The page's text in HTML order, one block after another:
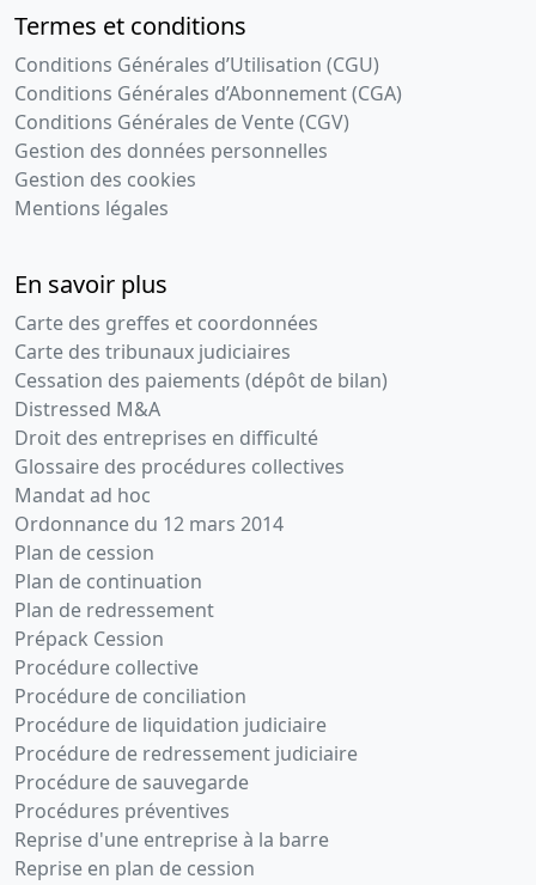
KRIKIRIAN ET M. JP
BURRASCHI , ENTRE M. J.
ARRAGON CARLE ET M. JP
BURRASCHI , Changement(s)
de gérant(s) ,
31-01-2011
Acte modificatif, Procès-
verbal d'assemblée
M.J. SAUTEYRON ET M. JP
BURRASCHU , ENTRE M. D.
KRIKIRIAN ET M. JP
BURRASCHI , ENTRE M. J.
ARRAGON CARLE ET M. JP
BURRASCHI , Changement(s)
de gérant(s) ,
31-01-2011
Acte modificatif, Procès-
générale extraordinaire,
Statuts mis à jour
M. JP BURRASCHI , ENTRE
M.J. SAUTEYRON ET M. JP
BURRASCHU , ENTRE M. D.
KRIKIRIAN ET M. JP
BURRASCHI , ENTRE M. J.
ARRAGON CARLE ET M. JP
BURRASCHI , Changement(s)
de gérant(s) ,
Termes et conditions
Conditions Générales d’Utilisation (CGU)
Conditions Générales d’Abonnement (CGA)
Conditions Générales de Vente (CGV)
Gestion des données personnelles
Gestion des cookies
Mentions légales
En savoir plus
Carte des greffes et coordonnées
Carte des tribunaux judiciaires
Cessation des paiements (dépôt de bilan)
Distressed M&A
Droit des entreprises en difficulté
Glossaire des procédures collectives
Mandat ad hoc
Ordonnance du 12 mars 2014
Plan de cession
Plan de continuation
Plan de redressement
Prépack Cession
Procédure collective
Procédure de conciliation
Procédure de liquidation judiciaire
Procédure de redressement judiciaire
Procédure de sauvegarde
Procédures préventives
Reprise d'une entreprise à la barre
Reprise en plan de cession